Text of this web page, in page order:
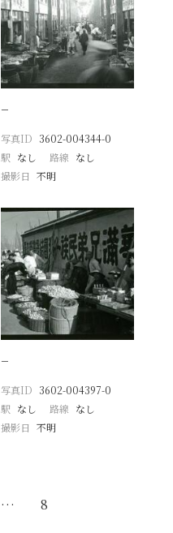
−
写真ID 3602-004344-0
駅 なし 路線 なし
撮影日 不明
−
写真ID 3602-004397-0
駅 なし 路線 なし
撮影日 不明
… 8